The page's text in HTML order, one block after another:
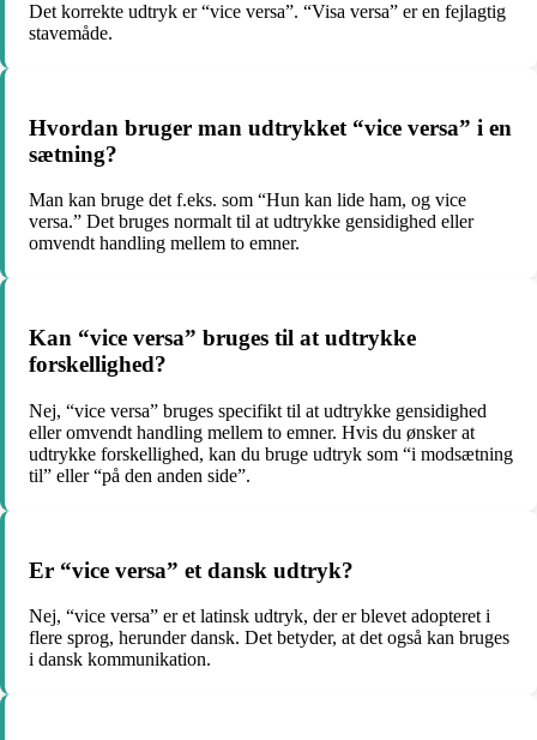
Det korrekte udtryk er “vice versa”. “Visa versa” er en fejlagtig
stavemåde.
Hvordan bruger man udtrykket “vice versa” i en
sætning?
Man kan bruge det f.eks. som “Hun kan lide ham, og vice
versa.” Det bruges normalt til at udtrykke gensidighed eller
omvendt handling mellem to emner.
Kan “vice versa” bruges til at udtrykke
forskellighed?
Nej, “vice versa” bruges specifikt til at udtrykke gensidighed
eller omvendt handling mellem to emner. Hvis du ønsker at
udtrykke forskellighed, kan du bruge udtryk som “i modsætning
til” eller “på den anden side”.
Er “vice versa” et dansk udtryk?
Nej, “vice versa” er et latinsk udtryk, der er blevet adopteret i
flere sprog, herunder dansk. Det betyder, at det også kan bruges
i dansk kommunikation.